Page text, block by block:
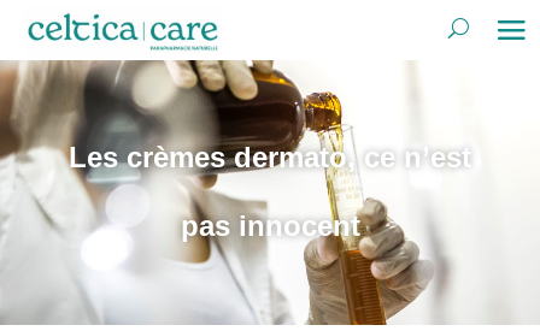
Les crèmes dermato, ce n’est
pas innocent